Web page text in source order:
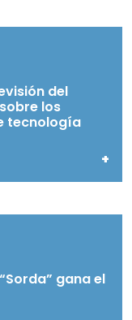
del
los
tecnología
+
gana el